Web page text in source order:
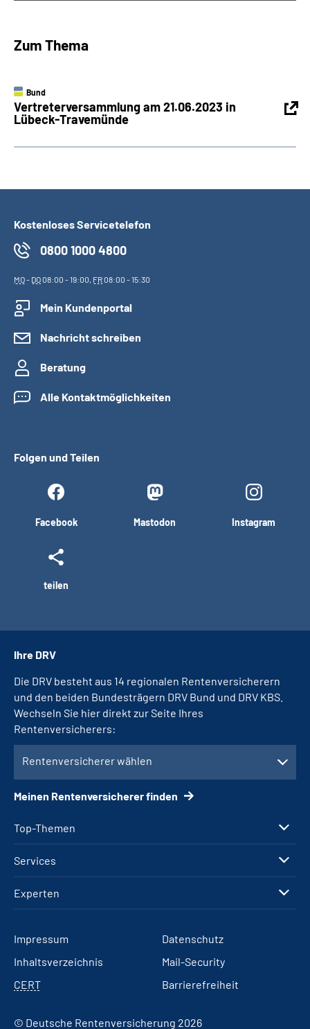
Zum Thema
Bund
Vertreterversammlung am 21.06.2023 in
Lübeck-Travemünde
Kostenloses Servicetelefon
0800 1000 4800
MO- DO08:00 - 19:00, FR08:00 - 15:30
Mein Kundenportal
Nachricht schreiben
Beratung
Alle Kontaktmöglichkeiten
Folgen und Teilen
Facebook Mastodon Instagram
teilen
Top-Themen
Services
Experten
Ihre DRV
Die DRV besteht aus 14 regionalen Rentenversicherern
und den beiden Bundesträgern DRV Bund und DRV KBS.
Wechseln Sie hier direkt zur Seite Ihres
Rentenversicherers:
Rentenversicherer wählen
Meinen Rentenversicherer finden
Impressum
Datenschutz
Inhaltsverzeichnis
Mail-Security
CERT
Barrierefreiheit
© Deutsche Rentenversicherung 2026